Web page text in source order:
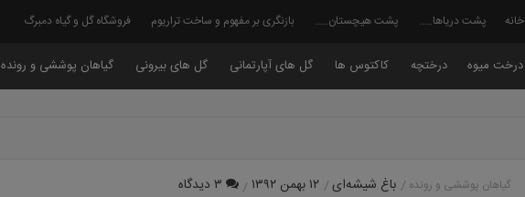
خانه پشت دریاها….. پشت هیچستان….. بازنگری بر مفهوم و ساخت تراریوم فروشگاه گل و گیاه دمبرگ
درخت میوه درختچه کاکتوس ها گل های آپارتمانی گل های بیرونی گیاهان پوششی و رونده
گیاهان پوششی و رونده باغ شیشه‌ای ۱۲ بهمن ۱۳۹۲ ۳ دیدگاه